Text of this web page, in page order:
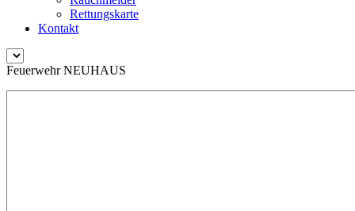
Rettungskarte
Kontakt
Feuerwehr NEUHAUS